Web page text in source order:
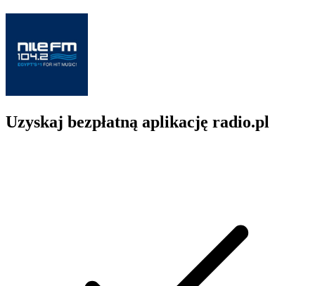
Uzyskaj bezpłatną aplikację radio.pl